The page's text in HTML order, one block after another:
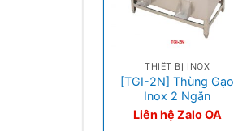
THIẾT BỊ INOX
[TGI-2N] Thùng Gạo
Inox 2 Ngăn
Liên hệ Zalo OA